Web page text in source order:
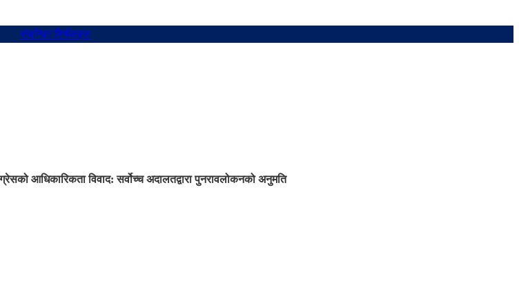
संबन्धित शिर्षकहरु
आधिकारिकता विवाद: सर्वोच्च अदालतद्वारा पुनरावलोकनको अनुमति